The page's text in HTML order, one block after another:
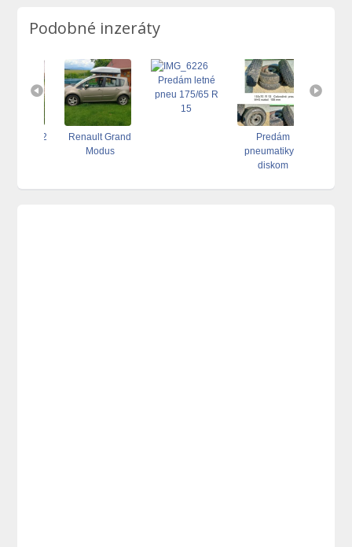
Podobné inzeráty
Renault Grand
Modus
Predám letné
pneu 175/65 R
Predám
pneumatiky s
diskom